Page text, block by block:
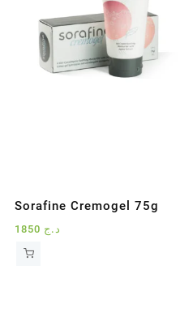
Sorafine Cremogel 75g
د.ج